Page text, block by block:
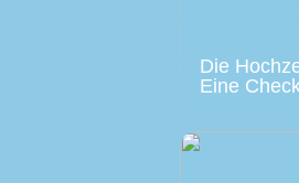
Die
Eine